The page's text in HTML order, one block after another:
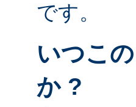
です。
いつこ
か ?